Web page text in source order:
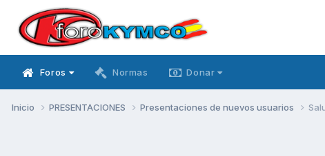
Foros Normas Donar
Inicio PRESENTACIONES Presentaciones de nuevos usuarios